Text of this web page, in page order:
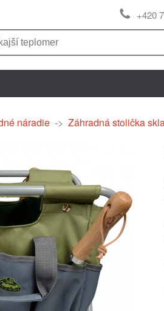
+420
náradie -> Záhradná stolička